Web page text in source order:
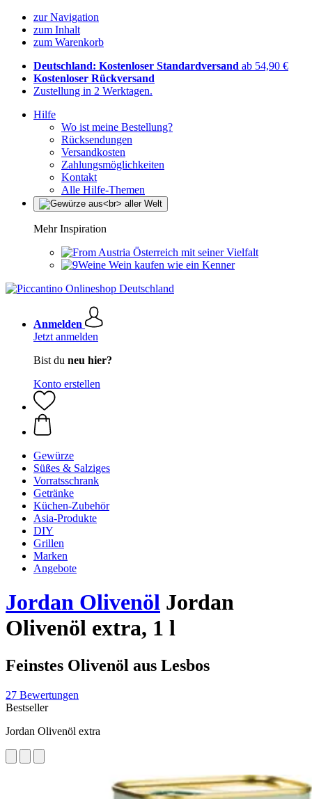
zur Navigation
zum Inhalt
zum Warenkorb
Deutschland: Kostenloser Standardversand ab 54,90 €
Kostenloser Rückversand
Zustellung in 2 Werktagen.
Hilfe
Wo ist meine Bestellung?
Rücksendungen
Versandkosten
Zahlungsmöglichkeiten
Kontakt
Alle Hilfe-Themen
Mehr Inspiration
Österreich mit seiner Vielfalt
Wein kaufen wie ein Kenner
Anmelden
Jetzt anmelden
Bist du neu hier?
Konto erstellen
Gewürze
Süßes & Salziges
Vorratsschrank
Getränke
Küchen-Zubehör
Asia-Produkte
DIY
Grillen
Marken
Angebote
Jordan Olivenöl Jordan
Olivenöl extra, 1 l
Feinstes Olivenöl aus Lesbos
27 Bewertungen
Bestseller
Jordan Olivenöl extra